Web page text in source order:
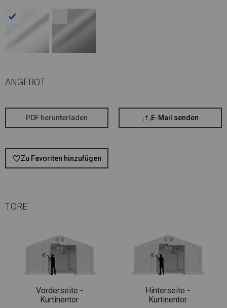
ANGEBOT
PDF herunterladen E-Mail senden
Zu Favoriten hinzufügen
TORE
Vorderseite -
Kurtinentor
Hinterseite -
Kurtinentor